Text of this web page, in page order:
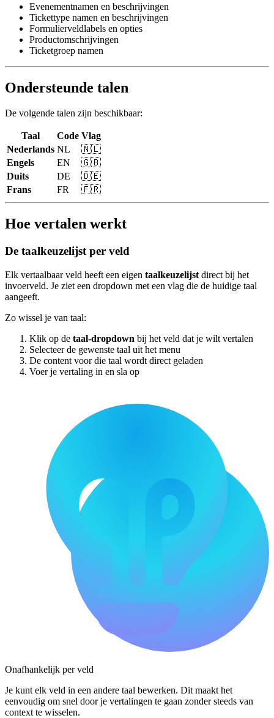
Evenementnamen en beschrijvingen
Tickettype namen en beschrijvingen
Formulierveldlabels en opties
Productomschrijvingen
Ticketgroep namen
Ondersteunde talen
De volgende talen zijn beschikbaar:
Taal Code Vlag
Nederlands NL
🇳🇱
Engels
EN
🇬🇧
Duits
DE
🇩🇪
Frans
FR 🇫🇷
Hoe vertalen werkt
De taalkeuzelijst per veld
Elk vertaalbaar veld heeft een eigen taalkeuzelijst direct bij het
invoerveld. Je ziet een dropdown met een vlag die de huidige taal
aangeeft.
Zo wissel je van taal:
Klik op de taal-dropdown bij het veld dat je wilt vertalen
Selecteer de gewenste taal uit het menu
De content voor die taal wordt direct geladen
Voer je vertaling in en sla op
Onafhankelijk per veld
Je kunt elk veld in een andere taal bewerken. Dit maakt het
eenvoudig om snel door je vertalingen te gaan zonder steeds van
context te wisselen.